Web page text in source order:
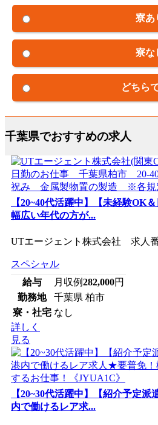
寮あ
寮な
どちら
千葉県でおすすめの求人
【20~40代活躍中】【未経験OK
幅広い年代の方が...
UTエージェント株式会社 求人
スペシャル
給与
月収例282,000円
勤務地
千葉県 柏市
寮・社宅 なし
詳しく
見る
【20~30代活躍中】【紹介予定
内で働けるレア求...